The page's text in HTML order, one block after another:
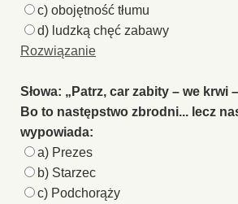
c) obojętność tłumu
d) ludzką chęć zabawy
Rozwiązanie
Słowa: „Patrz, car zabity – we krwi
Bo to następstwo zbrodni... lecz
wypowiada:
a) Prezes
b) Starzec
c) Podchorąży